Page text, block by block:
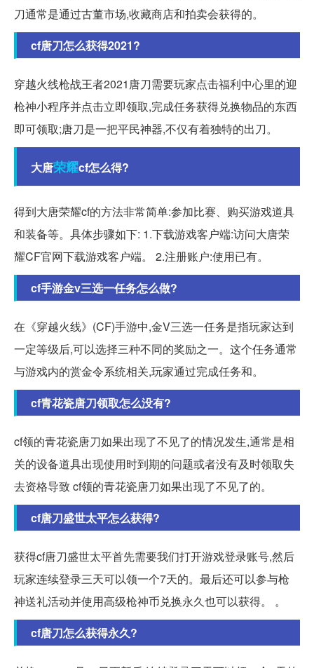
刀通常是通过古董市场,收藏商店和拍卖会获得的。
cf唐刀怎么获得2021?
穿越火线枪战王者2021唐刀需要玩家点击福利中心里的迎
枪神小程序并点击立即领取,完成任务获得兑换物品的东西
即可领取;唐刀是一把平民神器,不仅有着独特的出刀。
大唐荣耀cf怎么得?
得到大唐荣耀cf的方法非常简单:参加比赛、购买游戏道具
和装备等。具体步骤如下: 1.下载游戏客户端:访问大唐荣
耀CF官网下载游戏客户端。 2.注册账户:使用已有。
cf手游金v三选一任务怎么做?
在《穿越火线》(CF)手游中,金V三选一任务是指玩家达到
一定等级后,可以选择三种不同的奖励之一。这个任务通常
与游戏内的赏金令系统相关,玩家通过完成任务和。
cf青花瓷唐刀领取怎么没有?
cf领的青花瓷唐刀如果出现了不见了的情况发生,通常是相
关的设备道具出现使用时到期的问题或者没有及时领取失
去资格导致 cf领的青花瓷唐刀如果出现了不见了的。
cf唐刀盛世太平怎么获得?
获得cf唐刀盛世太平首先需要我们打开游戏登录账号,然后
玩家连续登录三天可以领一个7天的。最后还可以参与枪
神送礼活动并使用高级枪神币兑换永久也可以获得。 。
cf唐刀怎么获得永久?